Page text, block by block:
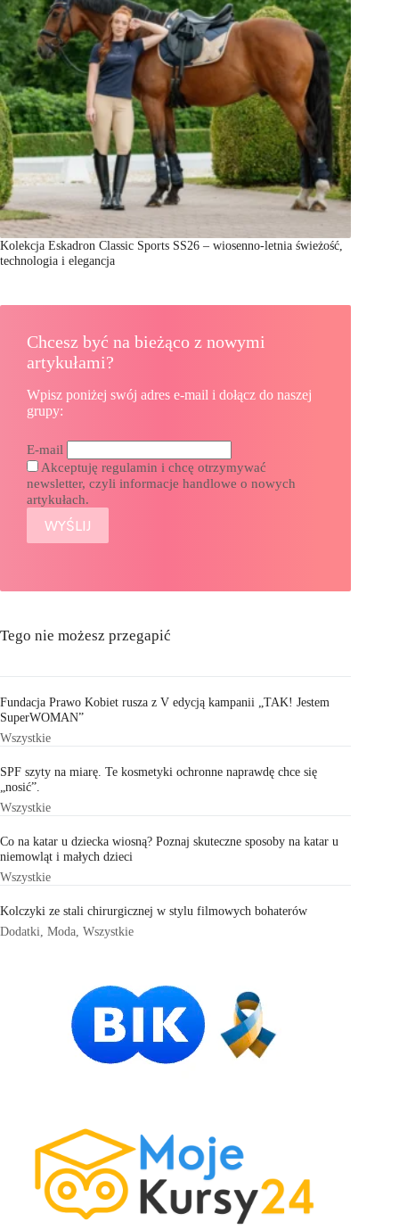
Kolekcja Eskadron Classic Sports SS26 – wiosenno-letnia świeżość,
technologia i elegancja
Chcesz być na bieżąco z nowymi
artykułami?
Wpisz poniżej swój adres e-mail i dołącz do naszej
grupy:
E-mail
Akceptuję regulamin i chcę otrzymywać
newsletter, czyli informacje handlowe o nowych
artykułach.
Tego nie możesz przegapić
Fundacja Prawo Kobiet rusza z V edycją kampanii „TAK! Jestem
SuperWOMAN”
Wszystkie
SPF szyty na miarę. Te kosmetyki ochronne naprawdę chce się
„nosić”.
Wszystkie
Co na katar u dziecka wiosną? Poznaj skuteczne sposoby na katar u
niemowląt i małych dzieci
Wszystkie
Kolczyki ze stali chirurgicznej w stylu filmowych bohaterów
Dodatki Moda Wszystkie